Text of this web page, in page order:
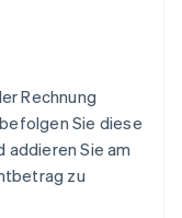
Rechnung
Sie diese
addieren Sie am
zu